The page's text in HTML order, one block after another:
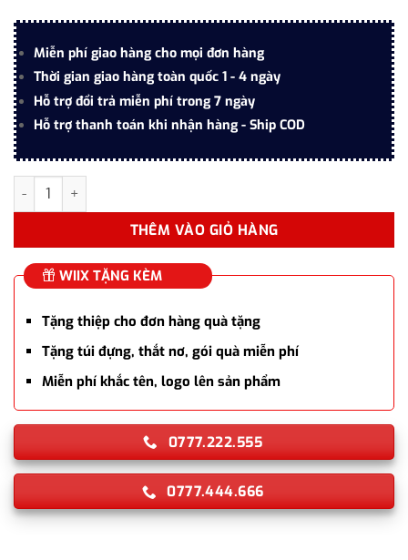
Miễn phí giao hàng cho mọi đơn hàng
Thời gian giao hàng toàn quốc 1 - 4 ngày
Hỗ trợ đổi trả miễn phí trong 7 ngày
Hỗ trợ thanh toán khi nhận hàng - Ship COD
Bộ quà tặng bút ký Parker IM Rituals Grey CT-2203860 chính
THÊM VÀO GIỎ HÀNG
WIIX TẶNG KÈM
Tặng thiệp cho đơn hàng quà tặng
Tặng túi đựng, thắt nơ, gói quà miễn phí
Miễn phí khắc tên, logo lên sản phẩm
0777.222.555
0777.444.666